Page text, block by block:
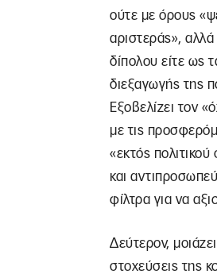
ούτε με όρους
αριστεράς»,
δίπολου είτε ως
διεξαγωγής της
Εξοβελίζει τον
με τις
«εκτός
και
φίλτρα για να
Δεύτερον,
στοχεύσεις της